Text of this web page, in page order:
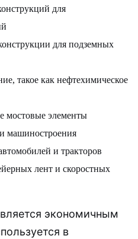
для
для подземных
такое как нефтехимическое
мостовые элементы
машиностроения
и тракторов
лент и скоростных
экономичным
в